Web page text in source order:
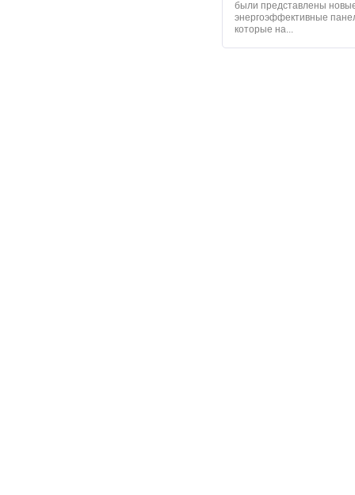
были представлены
энергоэффективные
которые на...